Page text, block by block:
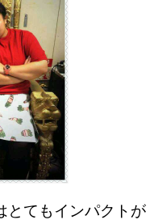
とてもインパクトが